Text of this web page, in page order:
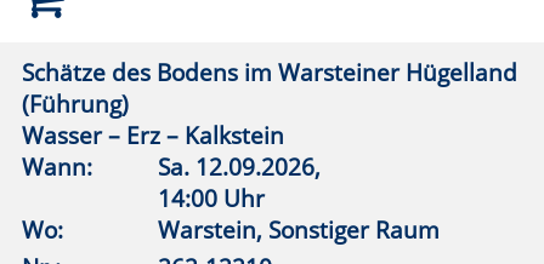
Die Abschottung der Welt: Als Juden vor
verschlossenen Grenzen standen. 1933-1945
Wann:
So.18.10.2026,
19:30 Uhr
Wo:
vhs online
262-12301
Status: